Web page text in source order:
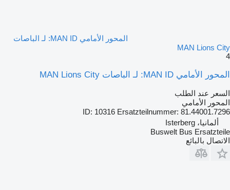
المحور الأمامي MAN ID: لـ الباصات
MAN Lions City
4
المحور الأمامي MAN ID: لـ الباصات MAN Lions City
السعر عند الطلب
المحور الأمامي
ID: 10316 Ersatzteilnummer: 81.44001.7296
ألمانيا، Isterberg
Buswelt Bus Ersatzteile
الاتصال بالبائع